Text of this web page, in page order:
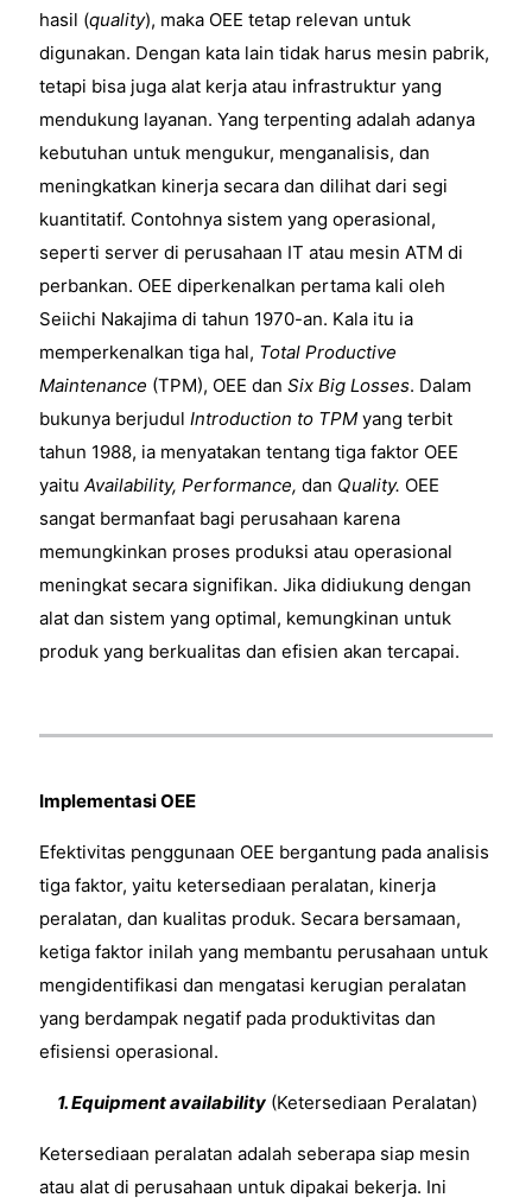
hasil (quality), maka OEE tetap relevan untuk
digunakan. Dengan kata lain tidak harus mesin pabrik,
tetapi bisa juga alat kerja atau infrastruktur yang
mendukung layanan. Yang terpenting adalah adanya
kebutuhan untuk mengukur, menganalisis, dan
meningkatkan kinerja secara dan dilihat dari segi
kuantitatif. Contohnya sistem yang operasional,
seperti server di perusahaan IT atau mesin ATM di
perbankan. OEE diperkenalkan pertama kali oleh
Seiichi Nakajima di tahun 1970-an. Kala itu ia
memperkenalkan tiga hal, Total Productive
Maintenance (TPM), OEE dan Six Big Losses. Dalam
bukunya berjudul Introduction to TPM yang terbit
tahun 1988, ia menyatakan tentang tiga faktor OEE
yaitu Availability, Performance, dan Quality. OEE
sangat bermanfaat bagi perusahaan karena
memungkinkan proses produksi atau operasional
meningkat secara signifikan. Jika didiukung dengan
alat dan sistem yang optimal, kemungkinan untuk
produk yang berkualitas dan efisien akan tercapai.
Implementasi OEE
Efektivitas penggunaan OEE bergantung pada analisis
tiga faktor, yaitu ketersediaan peralatan, kinerja
peralatan, dan kualitas produk. Secara bersamaan,
ketiga faktor inilah yang membantu perusahaan untuk
mengidentifikasi dan mengatasi kerugian peralatan
yang berdampak negatif pada produktivitas dan
efisiensi operasional.
1. Equipment availability (Ketersediaan Peralatan)
Ketersediaan peralatan adalah seberapa siap mesin
atau alat di perusahaan untuk dipakai bekerja. Ini